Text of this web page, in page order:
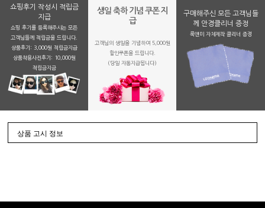
쇼핑후기 작성시 적립금
지급
쇼핑 후기를 등록해주시는 모든
고객님들께 적립금을 드립니다.
상품후기: 3,000원 적립금지급
상품착용사진후기: 10,000원
적립금지금
생일 축하 기념 쿠폰 지
급
고객님의 생일을 기념하여 5,000원
할인쿠폰을 드립니다.
(당일 자동지급됩니다)
구매해주신 모든 고객님들
께 안경클리너 증정
룩앤미 자체제작 클리너 증정
상품 고시 정보